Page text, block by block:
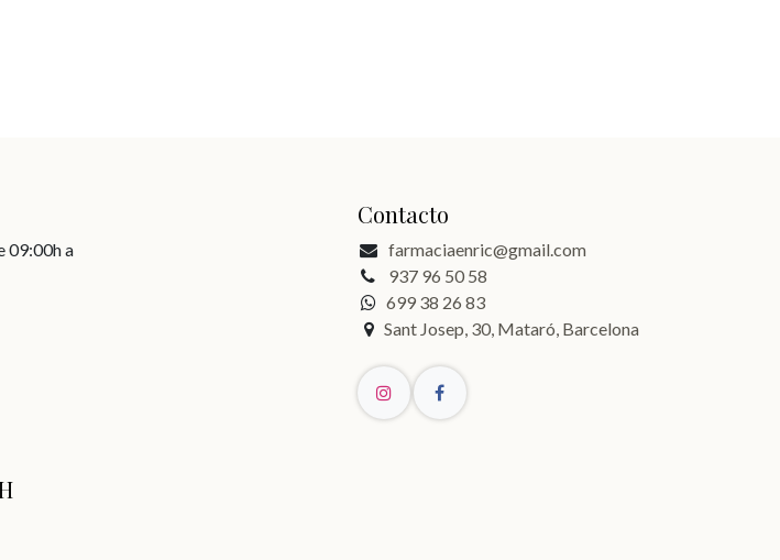
09:00h a
Contacto
farmaciaenric@gmail.com
937 96 50 58
699 38 26 83
Sant Josep, 30, Mataró, Barcelona